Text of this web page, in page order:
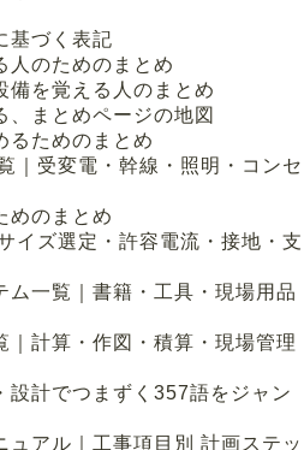
基づく表記
人のためのまとめ
備を覚える人のまとめ
、まとめページの地図
るためのまとめ
｜受変電・幹線・照明・コンセ
めのまとめ
イズ選定・許容電流・接地・支
ム一覧｜書籍・工具・現場用品
｜計算・作図・積算・現場管理
設計でつまずく357語をジャン
ュアル｜工事項目別 計画ステッ